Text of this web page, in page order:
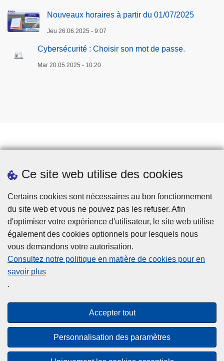
Ce site web utilise des cookies
Certains cookies sont nécessaires au bon fonctionnement
du site web et vous ne pouvez pas les refuser. Afin
d'optimiser votre expérience d'utilisateur, le site web utilise
également des cookies optionnels pour lesquels nous
vous demandons votre autorisation.
Consultez notre politique en matière de cookies pour en
savoir plus
.
Accepter tout
Personnalisation des paramètres
Nouveaux horaires à partir du 01/07/2025
Jeu 26.06.2025 - 9:07
Cybersécurité : Choisir son mot de passe.
Mar 20.05.2025 - 10:20
Téléchargements
Presse
Accessibilité
© 2026 Police.be